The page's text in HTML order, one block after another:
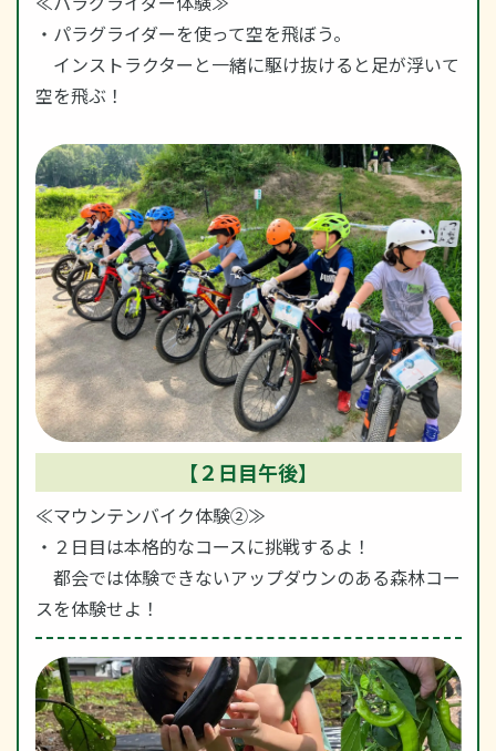
・パラグライダーを使って空を飛ぼう。
インストラクターと一緒に駆け抜けると足が浮いて
空を飛ぶ！
【２日目午後】
≪マウンテンバイク体験②≫
・２日目は本格的なコースに挑戦するよ！
都会では体験できないアップダウンのある森林コー
スを体験せよ！